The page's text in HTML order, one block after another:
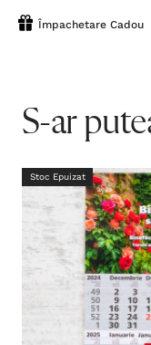
Împachetare Cadou
S-ar
Stoc Epuizat